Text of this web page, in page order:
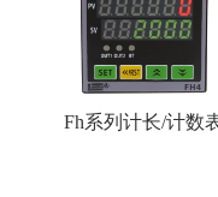
Fh系列计长/计数